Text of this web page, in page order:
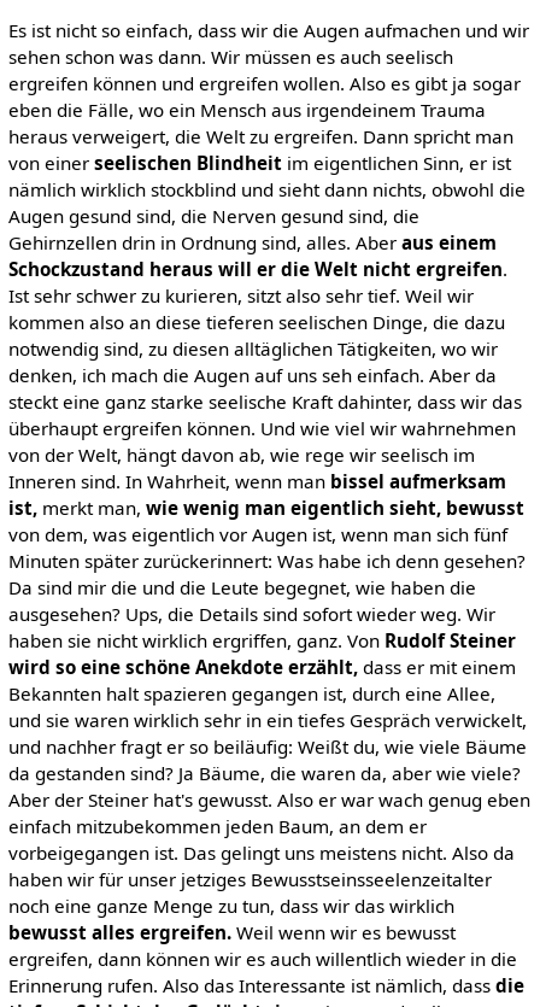
Es ist nicht so einfach, dass wir die Augen aufmachen und wir
sehen schon was dann. Wir müssen es auch seelisch
ergreifen können und ergreifen wollen. Also es gibt ja sogar
eben die Fälle, wo ein Mensch aus irgendeinem Trauma
heraus verweigert, die Welt zu ergreifen. Dann spricht man
von einer seelischen Blindheitim eigentlichen Sinn, er ist
nämlich wirklich stockblind und sieht dann nichts, obwohl die
Augen gesund sind, die Nerven gesund sind, die
Gehirnzellen drin in Ordnung sind, alles. Aber aus einem
Schockzustand heraus will er die Welt nicht ergreifen.
Ist sehr schwer zu kurieren, sitzt also sehr tief. Weil wir
kommen also an diese tieferen seelischen Dinge, die dazu
notwendig sind, zu diesen alltäglichen Tätigkeiten, wo wir
denken, ich mach die Augen auf uns seh einfach. Aber da
steckt eine ganz starke seelische Kraft dahinter, dass wir das
überhaupt ergreifen können. Und wie viel wir wahrnehmen
von der Welt, hängt davon ab, wie rege wir seelisch im
Inneren sind. In Wahrheit, wenn man bissel aufmerksam
ist,merkt man, wie wenig man eigentlich sieht, bewusst
von dem, was eigentlich vor Augen ist, wenn man sich fünf
Minuten später zurückerinnert: Was habe ich denn gesehen?
Da sind mir die und die Leute begegnet, wie haben die
ausgesehen? Ups, die Details sind sofort wieder weg. Wir
haben sie nicht wirklich ergriffen, ganz. Von Rudolf Steiner
wird so eine schöne Anekdote erzählt,dass er mit einem
Bekannten halt spazieren gegangen ist, durch eine Allee,
und sie waren wirklich sehr in ein tiefes Gespräch verwickelt,
und nachher fragt er so beiläufig: Weißt du, wie viele Bäume
da gestanden sind? Ja Bäume, die waren da, aber wie viele?
Aber der Steiner hat's gewusst. Also er war wach genug eben
einfach mitzubekommen jeden Baum, an dem er
vorbeigegangen ist. Das gelingt uns meistens nicht. Also da
haben wir für unser jetziges Bewusstseinsseelenzeitalter
noch eine ganze Menge zu tun, dass wir das wirklich
bewusst alles ergreifen.Weil wenn wir es bewusst
ergreifen, dann können wir es auch willentlich wieder in die
Erinnerung rufen. Also das Interessante ist nämlich, dass die